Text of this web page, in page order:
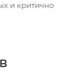
и критично